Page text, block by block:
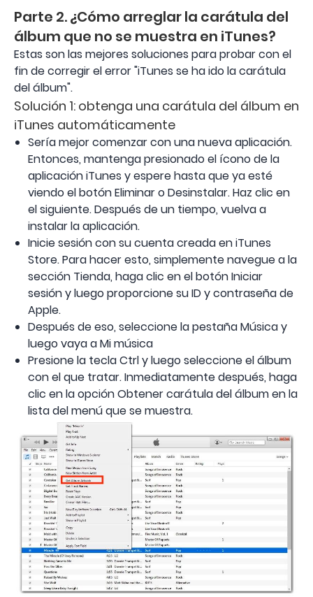
Parte 2. ¿Cómo arreglar la carátula del
álbum que no se muestra en iTunes?
Estas son las mejores soluciones para probar con el
fin de corregir el error "iTunes se ha ido la carátula
del álbum".
Solución 1: obtenga una carátula del álbum en
iTunes automáticamente
Sería mejor comenzar con una nueva aplicación.
Entonces, mantenga presionado el ícono de la
aplicación iTunes y espere hasta que ya esté
viendo el botón Eliminar o Desinstalar. Haz clic en
el siguiente. Después de un tiempo, vuelva a
instalar la aplicación.
Inicie sesión con su cuenta creada en iTunes
Store. Para hacer esto, simplemente navegue a la
sección Tienda, haga clic en el botón Iniciar
sesión y luego proporcione su ID y contraseña de
Apple.
Después de eso, seleccione la pestaña Música y
luego vaya a Mi música
Presione la tecla Ctrl y luego seleccione el álbum
con el que tratar. Inmediatamente después, haga
clic en la opción Obtener carátula del álbum en la
lista del menú que se muestra.